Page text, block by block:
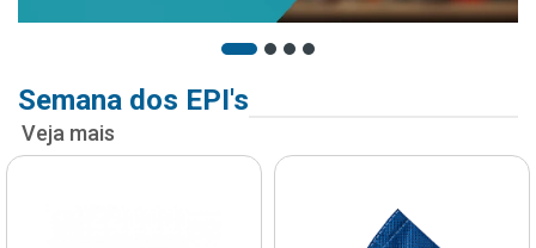
Semana dos EPI's
Veja mais